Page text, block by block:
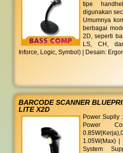
tipe
digunakan
Umumnya
berbagai
2D, seperti
LS, CH,
Inforce, Logic, Symbol) | Desain:
BARCODE SCANNER
LITE X2D
Power Suplly
Power
1.05W(Max) |
System